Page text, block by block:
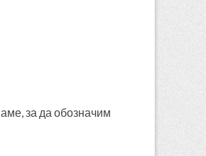
за да обозначим